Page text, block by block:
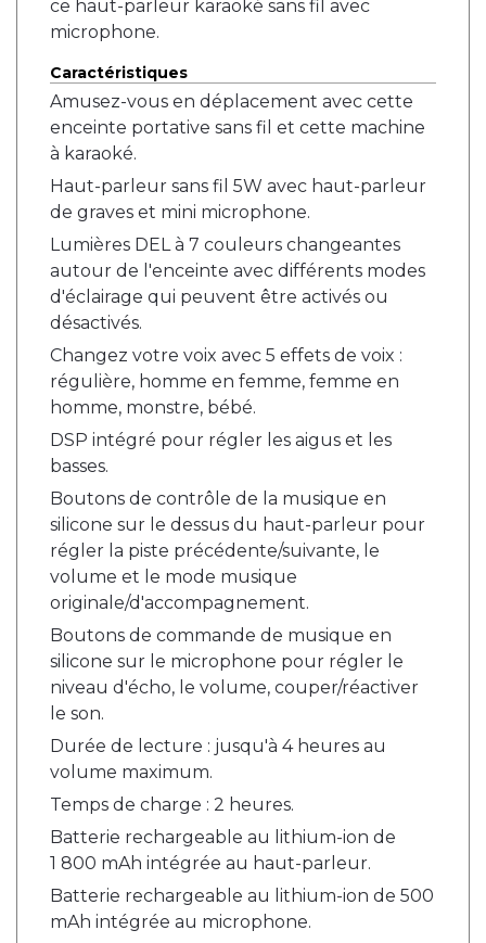
ce haut-parleur karaoké sans fil avec
microphone.
Caractéristiques
Amusez-vous en déplacement avec cette
enceinte portative sans fil et cette machine
à karaoké.
Haut-parleur sans fil 5W avec haut-parleur
de graves et mini microphone.
Lumières DEL à 7 couleurs changeantes
autour de l'enceinte avec différents modes
d'éclairage qui peuvent être activés ou
désactivés.
Changez votre voix avec 5 effets de voix :
régulière, homme en femme, femme en
homme, monstre, bébé.
DSP intégré pour régler les aigus et les
basses.
Boutons de contrôle de la musique en
silicone sur le dessus du haut-parleur pour
régler la piste précédente/suivante, le
volume et le mode musique
originale/d'accompagnement.
Boutons de commande de musique en
silicone sur le microphone pour régler le
niveau d'écho, le volume, couper/réactiver
le son.
Durée de lecture : jusqu'à 4 heures au
volume maximum.
Temps de charge : 2 heures.
Batterie rechargeable au lithium-ion de
1 800 mAh intégrée au haut-parleur.
Batterie rechargeable au lithium-ion de 500
mAh intégrée au microphone.